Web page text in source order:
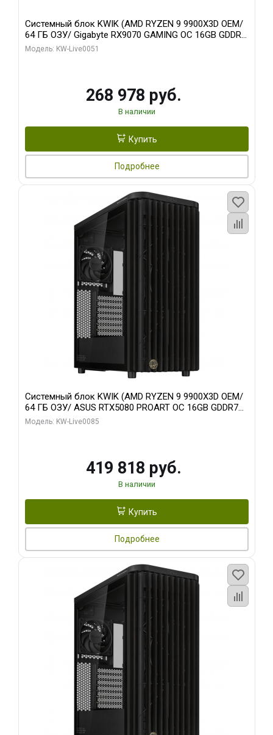
Системный блок KWIK (AMD RYZEN 9 9900X3D OEM/
64 ГБ ОЗУ/ Gigabyte RX9070 GAMING OC 16GB GDDR6
256bit 2xDP 2xH/ 960 ГБ SSD)
Модель: KW-Live0051
268 978 руб.
В наличии
Купить
Подробнее
Системный блок KWIK (AMD RYZEN 9 9900X3D OEM/
64 ГБ ОЗУ/ ASUS RTX5080 PROART OC 16GB GDDR7
256bit Type-C DP 2/ 960 ГБ SSD)
Модель: KW-Live0085
419 818 руб.
В наличии
Купить
Подробнее